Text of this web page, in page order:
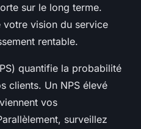
sur le long terme.
votre vision du service
rentable.
quantifie la probabilité
clients. Un NPS élevé
vos
surveillez